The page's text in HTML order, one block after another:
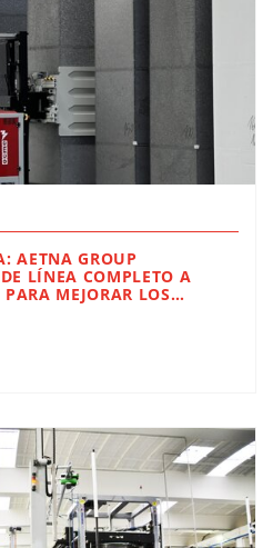
AETNA GROUP
LÍNEA COMPLETO A
MEJORAR LOS